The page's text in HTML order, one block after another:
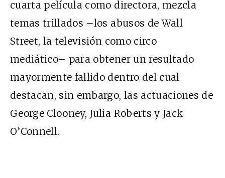
cuarta película como directora, mezcla
temas trillados –los abusos de Wall
Street, la televisión como circo
mediático– para obtener un resultado
mayormente fallido dentro del cual
destacan, sin embargo, las actuaciones de
George Clooney, Julia Roberts y Jack
O’Connell.